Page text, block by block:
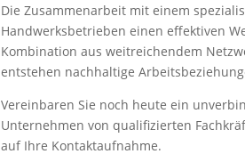
Die Zusammenarbeit mit einem
Handwerksbetrieben einen effektiven
Kombination aus weitreichendem
entstehen nachhaltige
Vereinbaren Sie noch heute ein
Unternehmen von qualifizierten
auf Ihre Kontaktaufnahme.